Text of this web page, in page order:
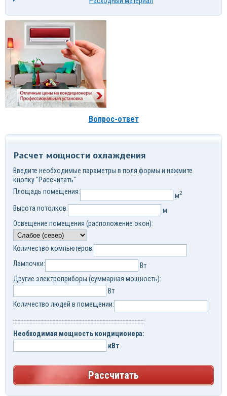
Вопрос-ответ
Расчет мощности охлаждения
Введите необходимые параметры в поля формы и нажмите
кнопку "Рассчитать"
Площадь помещения:
м2
Высота потолков:
м
Освещение помещения (расположение окон):
Количество компьютеров:
Лампочки:
Вт
Другие электроприборы (суммарная мощность):
Вт
Количество людей в помещении:
Необходимая мощность кондиционера:
кВт
Рассчитать